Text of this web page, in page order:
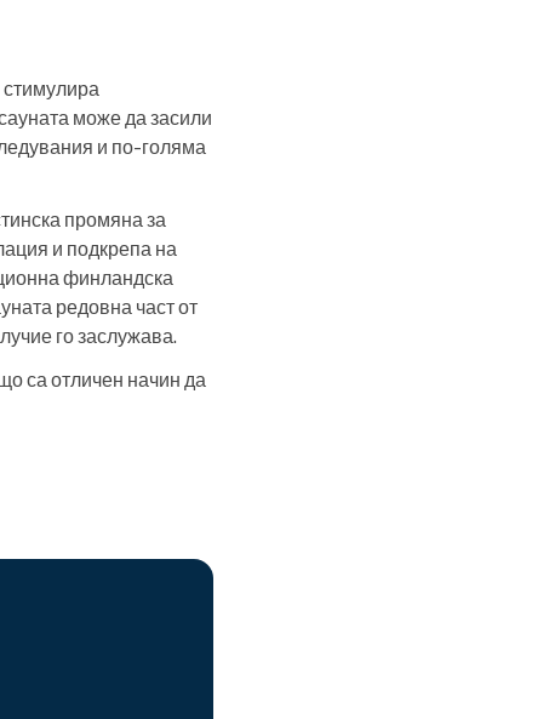
може да засили
и по-голяма
промяна за
и подкрепа на
финландска
редовна част от
го заслужава.
са отличен начин да